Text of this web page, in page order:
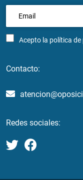
Acepto la política
Contacto:
Redes sociales: